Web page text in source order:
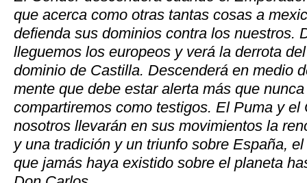
que acerca como otras tantas cosas a
defienda sus dominios contra los nuestros.
lleguemos los europeos y verá la derrota
dominio de Castilla. Descenderá en medio
mente que debe estar alerta más que
compartiremos como testigos. El Puma y el
nosotros llevarán en sus movimientos la
y una tradición y un triunfo sobre España,
que jamás haya existido sobre el planeta